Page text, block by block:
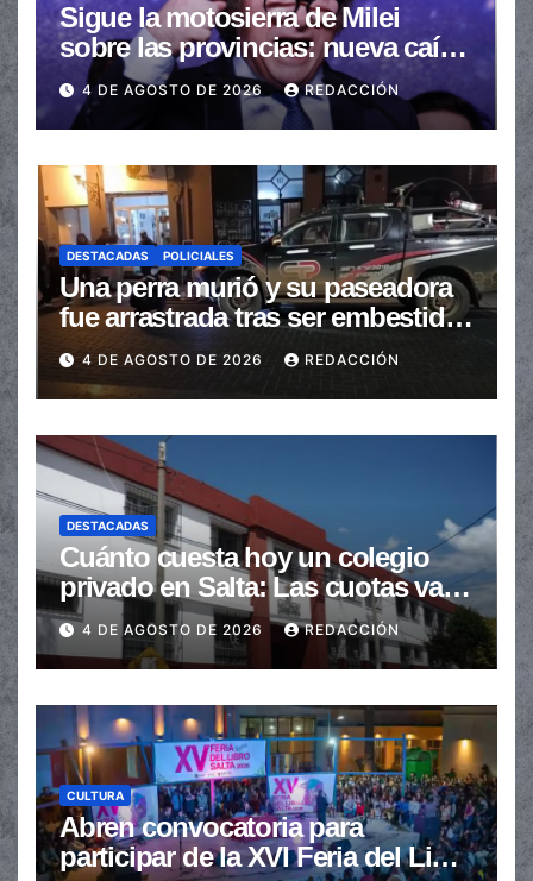
Sigue la motosierra de Milei
sobre las provincias: nueva caída
de las transferencias no
automáticas
4 DE AGOSTO DE 2026 REDACCIÓN
DESTACADAS POLICIALES
Una perra murió y su paseadora
fue arrastrada tras ser embestidas
en la senda peatonal
4 DE AGOSTO DE 2026 REDACCIÓN
DESTACADAS
Cuánto cuesta hoy un colegio
privado en Salta: Las cuotas van
de $110.000 a más de $600.000
4 DE AGOSTO DE 2026 REDACCIÓN
CULTURA
Abren convocatoria para
participar de la XVI Feria del Libro